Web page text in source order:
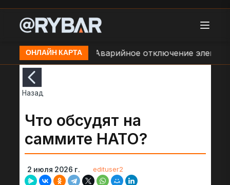
ОНЛАЙН КАРТА
район) Аварийное отключение
Назад
Что обсудят на
саммите НАТО?
2 июля 2026 г. edituser2